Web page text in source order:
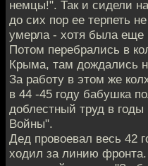
немцы!". Так и сидели
до сих пор ее терпеть
умерла - хотя была еще
Потом перебрались в
Крыма, там дождались
За работу в этом же
в 44 -45 году бабушка
доблестный труд в
Войны".
Дед провоевал весь 42
ходил за линию